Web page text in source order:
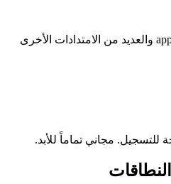
تحقق من .com و.io و.co و.ai و.app والعديد من الامتدادات الأخرى
للتسجيل. مجاني تماماً للأبد.